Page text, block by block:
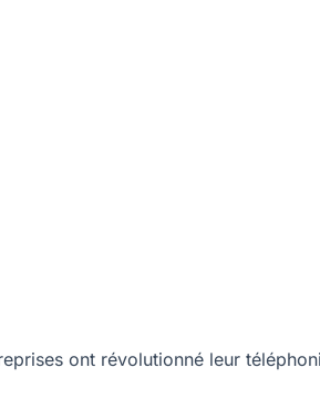
ont révolutionné leur